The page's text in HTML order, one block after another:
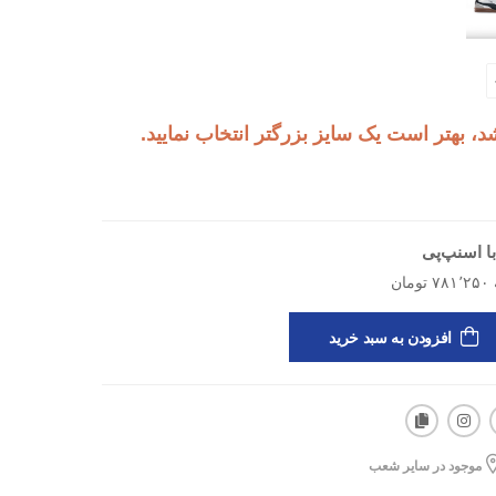
خرید آسان‌تر
است یک سایز بزرگتر انتخاب نمایید.
اسنپ‌پی
افزودن به سبد خرید
موجود در سایر شعب